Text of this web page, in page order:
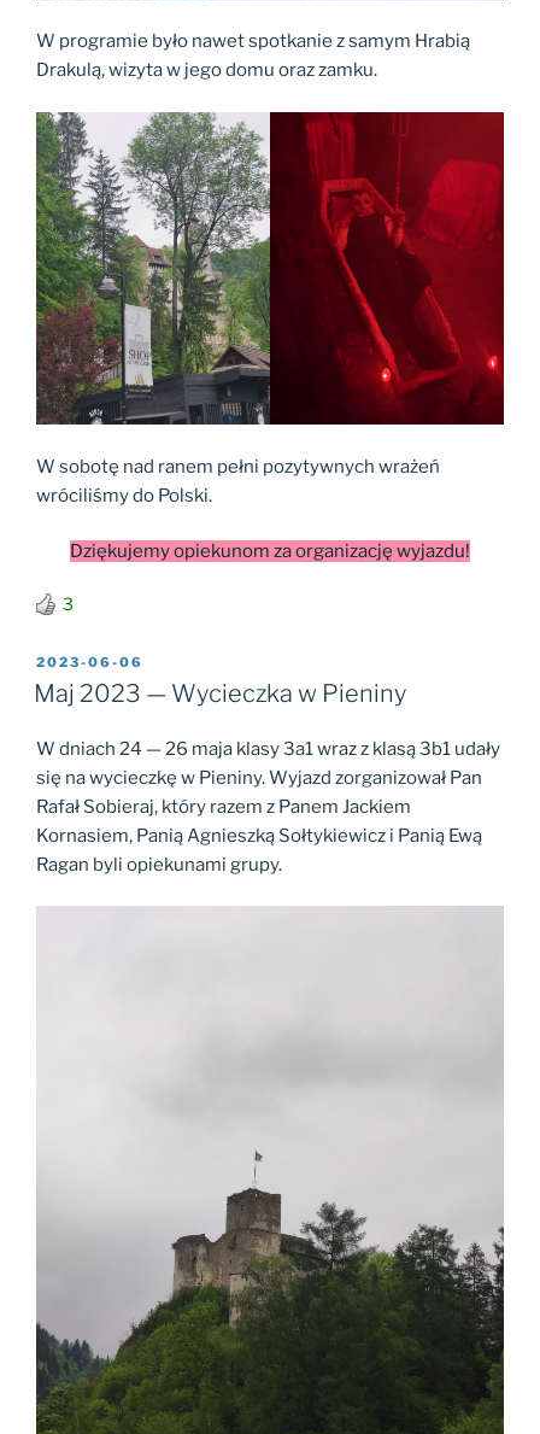
W programie było nawet spotkanie z samym Hrabią
Drakulą, wizyta w jego domu oraz zamku.
W sobotę nad ranem pełni pozytywnych wrażeń
wróciliśmy do Polski.
Dziękujemy opiekunom za organizację wyjazdu!
3
OPUBLIKOWANE
W
2023-06-06
Maj 2023 — Wycieczka w Pieniny
W dniach 24 — 26 maja klasy 3a1 wraz z klasą 3b1 udały
się na wycieczkę w Pieniny. Wyjazd zorganizował Pan
Rafał Sobieraj, który razem z Panem Jackiem
Kornasiem, Panią Agnieszką Sołtykiewicz i Panią Ewą
Ragan byli opiekunami grupy.